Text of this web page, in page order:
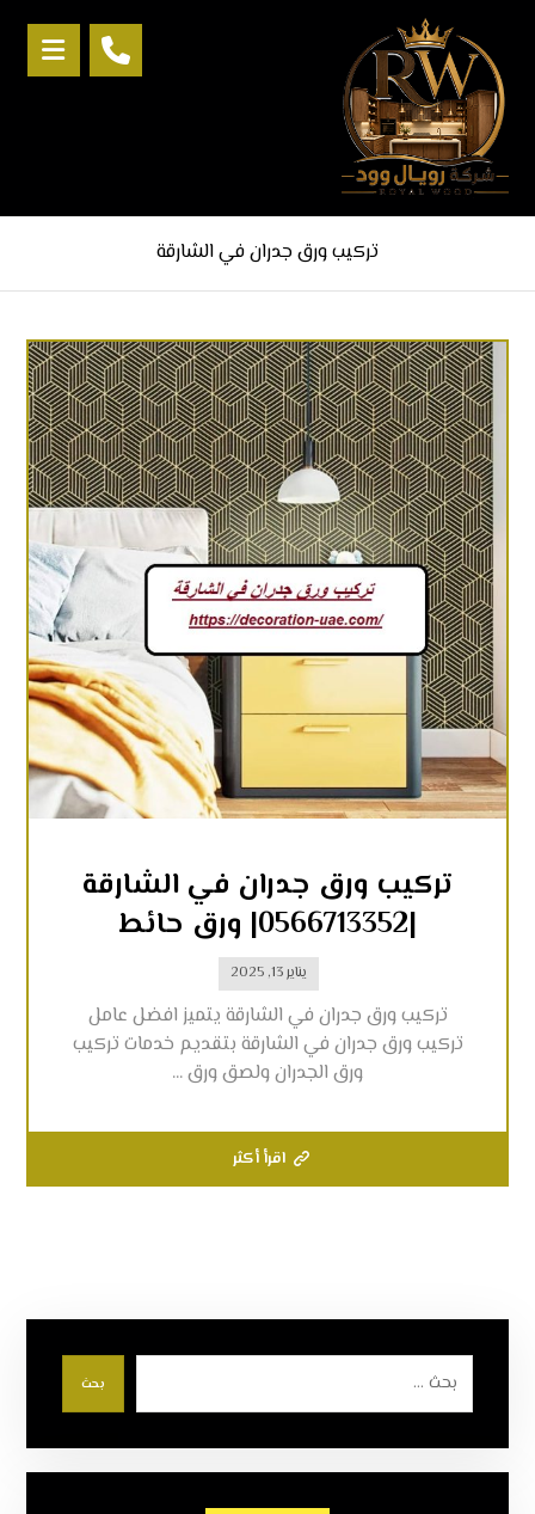
تركيب ورق جدران في الشارقة
تركيب ورق جدران في الشارقة
|0566713352| ورق حائط
يناير 13, 2025
تركيب ورق جدران في الشارقة يتميز افضل عامل
تركيب ورق جدران في الشارقة بتقديم خدمات تركيب
ورق الجدران ولصق ورق ...
اقرأ أكثر
بحث